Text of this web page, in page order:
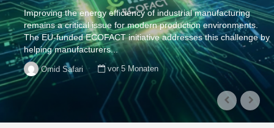
Improving the energy efficiency of industrial manufacturing
remains a critical issue for modern production environments.
The EU-funded ECOFACT initiative addresses this challenge by
helping manufacturers...
Omid Safari vor 5 Monaten